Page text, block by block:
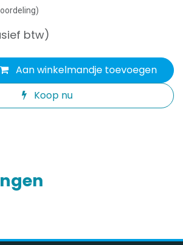
btw)
Aan winkelmandje toevoegen
Koop nu